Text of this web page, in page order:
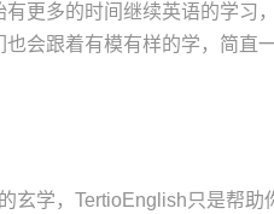
更多的时间继续英语的学习
会跟着有模有样的学，简直
玄学，TertioEnglish只是帮助